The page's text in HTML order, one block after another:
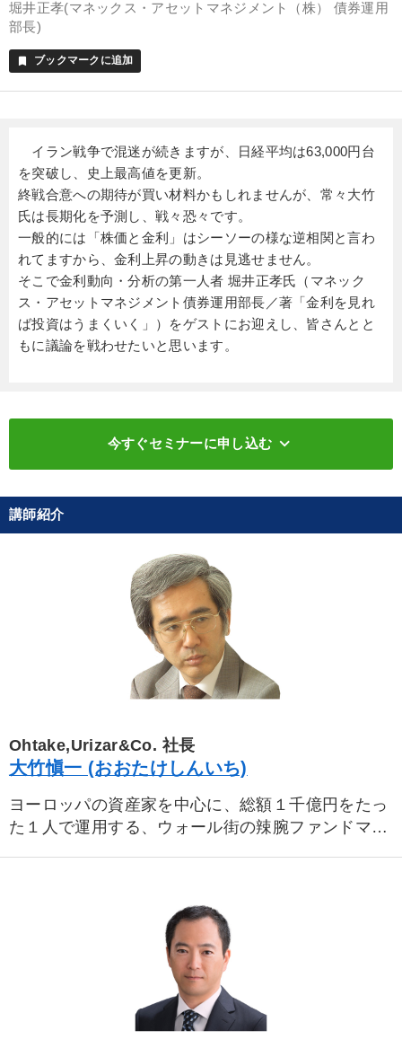
堀井正孝(マネックス・アセットマネジメント（株） 債券運用
部長)
bookmark ブックマークに追加
イラン戦争で混迷が続きますが、日経平均は63,000円台
を突破し、史上最高値を更新。
終戦合意への期待が買い材料かもしれませんが、常々大竹
氏は長期化を予測し、戦々恐々です。
一般的には「株価と金利」はシーソーの様な逆相関と言わ
れてますから、金利上昇の動きは見逃せません。
そこで金利動向・分析の第一人者 堀井正孝氏（マネック
ス・アセットマネジメント債券運用部長／著「金利を見れ
ば投資はうまくいく」）をゲストにお迎えし、皆さんとと
もに議論を戦わせたいと思います。
今すぐセミナーに申し込む keyboard_arrow_down
講師紹介
Ohtake,Urizar&Co. 社長
大竹愼一 (おおたけしんいち)
ヨーロッパの資産家を中心に、総額１千億円をたっ
た１人で運用する、ウォール街の辣腕ファンドマ
帰国後、野村総合研究所でエコノミストとして活躍
の後、ロンドンのチェースインヴェスターズでファ
ンドマネージャーに。市場原理に基づく合理的な投
資方法によって、抜群の成績を上げ、ニューヨーク
のAIG グローバルインヴェスターズからのヘッドハ
ンティングを受け移籍。1989年独立。オオタケ・ウ